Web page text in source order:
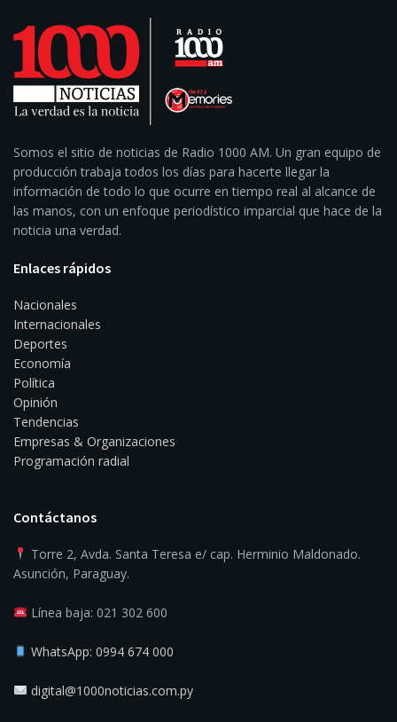
Somos el sitio de noticias de Radio 1000 AM. Un gran equipo de
producción trabaja todos los días para hacerte llegar la
información de todo lo que ocurre en tiempo real al alcance de
las manos, con un enfoque periodístico imparcial que hace de la
noticia una verdad.
Enlaces rápidos
Nacionales
Internacionales
Deportes
Economía
Política
Opinión
Tendencias
Empresas & Organizaciones
Programación radial
Contáctanos
Torre 2, Avda. Santa Teresa e/ cap. Herminio Maldonado.
Asunción, Paraguay.
Línea baja: 021 302 600
WhatsApp: 0994 674 000
digital@1000noticias.com.py